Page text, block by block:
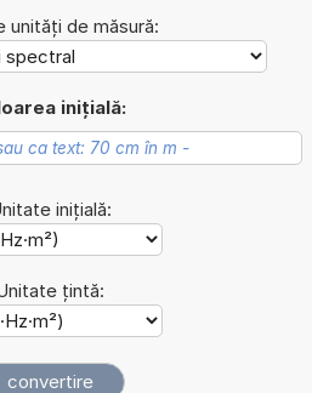
unități de măsură:
inițială:
inițială:
țintă: